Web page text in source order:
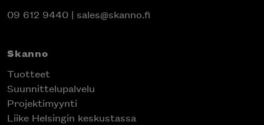
09 612 9440 | sales@skanno.fi
Skanno
Tuotteet
Suunnittelupalvelu
Projektimyynti
Liike Helsingin keskustassa